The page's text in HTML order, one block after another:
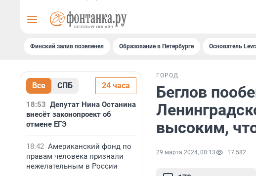
Финский залив позеленел Образование в Петербурге Основатель
Все СПБ 24 часа
18:53 Депутат Нина Останина
внесёт законопроект об
отмене ЕГЭ
18:42 Американский фонд по
правам человека признали
нежелательным в России
ГОРОД
Беглов
высоким,
29 марта 2024, 00:13 17 582